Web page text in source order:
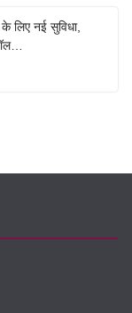
लिए नई सुविधा,